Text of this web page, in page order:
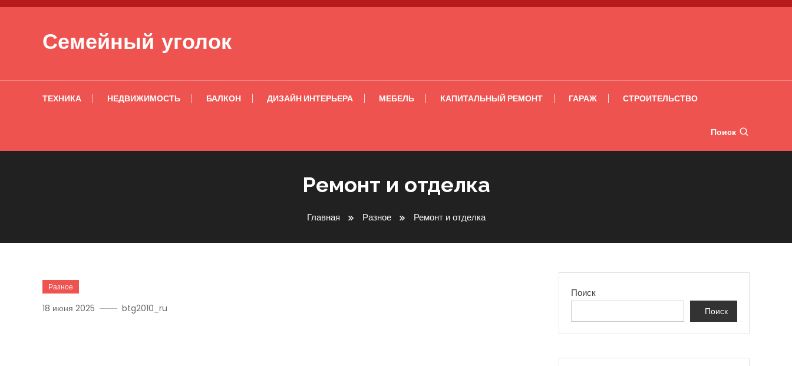
Перейти к содержимому
Семейный уголок
ТЕХНИКА НЕДВИЖИМОСТЬ БАЛКОН ДИЗАЙН ИНТЕРЬЕРА МЕБЕЛЬ КАПИТАЛЬНЫЙ РЕМОНТ ГАРАЖ СТРОИТЕЛЬСТВО
Поиск
Ремонт и отделка
Главная Разное Ремонт и отделка
Разное
18 июня 2025 btg2010_ru
Поиск
Поиск